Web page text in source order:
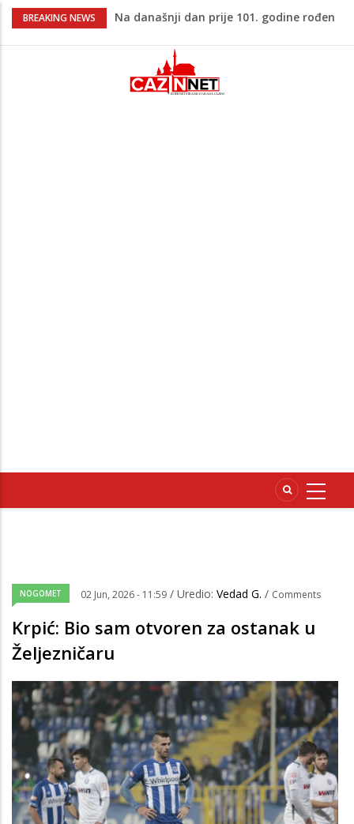
BREAKING NEWS
Na današnji dan prije 101. godine rođen
od svojih ideala
Odlične vijesti za naše košarkaše!
Nijedan NBA igrač iz Litvanije ne želi
NOGOMET 02 Jun, 2026 - 11:59 / Uredio: Vedad G. / Comments
Krpić: Bio sam otvoren za ostanak u
Željezničaru